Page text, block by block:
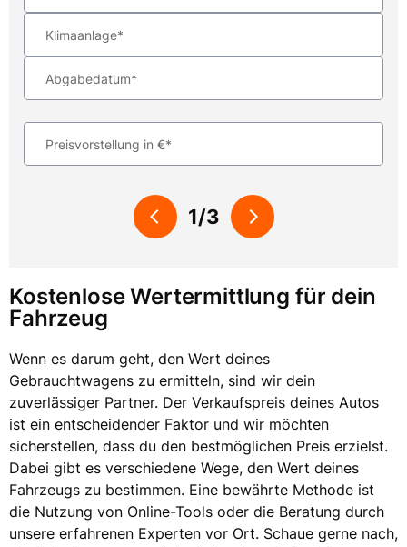
Klimaanlage*
Abgabedatum*
Preisvorstellung in €*
1/3
Kostenlose Wertermittlung für dein
Fahrzeug
Wenn es darum geht, den Wert deines
Gebrauchtwagens zu ermitteln, sind wir dein
zuverlässiger Partner. Der Verkaufspreis deines Autos
ist ein entscheidender Faktor und wir möchten
sicherstellen, dass du den bestmöglichen Preis erzielst.
Dabei gibt es verschiedene Wege, den Wert deines
Fahrzeugs zu bestimmen. Eine bewährte Methode ist
die Nutzung von Online-Tools oder die Beratung durch
unsere erfahrenen Experten vor Ort. Schaue gerne nach,